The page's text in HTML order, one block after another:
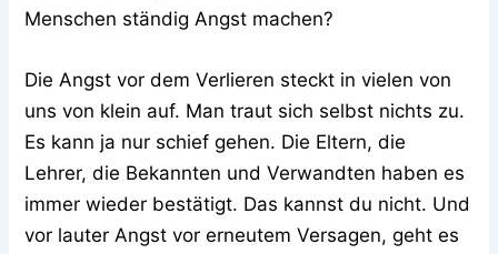
Menschen ständig Angst machen?
Die Angst vor dem Verlieren steckt in vielen von
uns von klein auf. Man traut sich selbst nichts zu.
Es kann ja nur schief gehen. Die Eltern, die
Lehrer, die Bekannten und Verwandten haben es
immer wieder bestätigt. Das kannst du nicht. Und
vor lauter Angst vor erneutem Versagen, geht es